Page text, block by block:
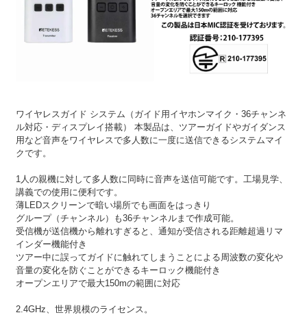
ワイヤレスガイド システム（ガイド用イヤホンマイク・36チャンネ
ル対応・ディスプレイ搭載） 本製品は、ツアーガイドやガイダンス
用など音声をワイヤレスで多人数に一度に送信できるシステムマイ
クです。
1人の親機に対して多人数に同時に音声を送信可能です。工場見学、
講義での使用に便利です。
薄LEDスクリーンで暗い場所でも画面をはっきり
グループ（チャンネル）も36チャンネルまで作成可能。
受信機が送信機から離れすぎると、通知が受信される距離超過リマ
インダー機能付き
ツアー中に誤ってガイドに触れてしまうことによる周波数の変化や
音量の変化を防ぐことができるキーロック機能付き
オープンエリアで最大150mの範囲に対応
2.4GHz、世界規模のライセンス。